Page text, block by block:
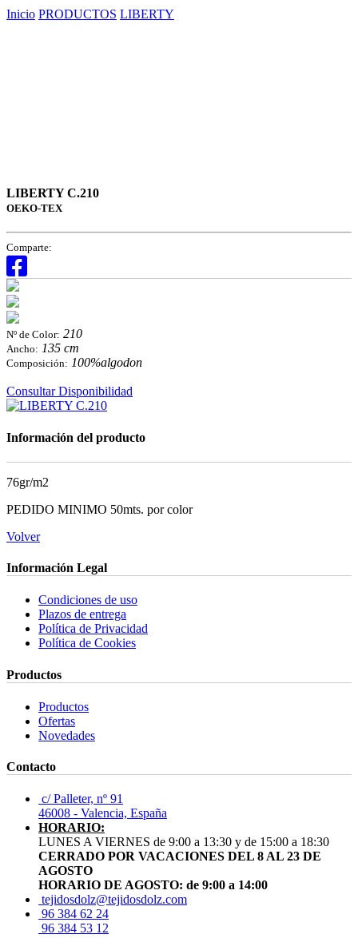
Inicio PRODUCTOS LIBERTY
LIBERTY C.210
OEKO-TEX
Comparte:
Nº de Color: 210
Ancho: 135 cm
Composición: 100%algodon
Consultar Disponibilidad
Información del producto
76gr/m2
PEDIDO MINIMO 50mts. por color
Volver
Información Legal
Condiciones de uso
Plazos de entrega
Política de Privacidad
Política de Cookies
Productos
Productos
Ofertas
Novedades
Contacto
c/ Palleter, nº 91
46008 - Valencia, España
HORARIO:
LUNES A VIERNES de 9:00 a 13:30 y de 15:00 a 18:30
CERRADO POR VACACIONES DEL 8 AL 23 DE
AGOSTO
HORARIO DE AGOSTO: de 9:00 a 14:00
tejidosdolz@tejidosdolz.com
96 384 62 24
96 384 53 12